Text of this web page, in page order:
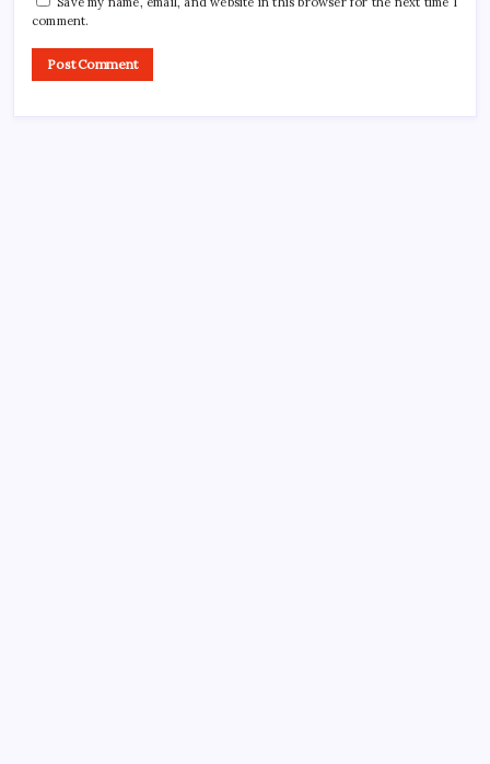
comment.